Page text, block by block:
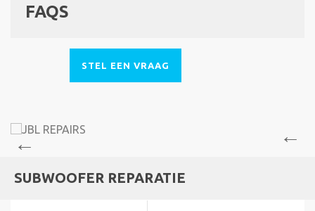
FAQS
STEL EEN VRAAG
SUBWOOFER REPARATIE